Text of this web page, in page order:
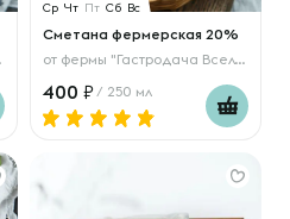
Ср Чт Пт Сб Вс
Сметана фермерская 20%
от фермы "Гастродача Вселуг"
400 / 250 мл